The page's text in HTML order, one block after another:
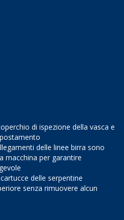
di ispezione della vasca e
delle linee birra sono
macchina per garantire
delle serpentine
senza rimuovere alcun